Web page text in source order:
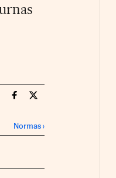
Companias Cinco Días
Companias Cinco
Normas›